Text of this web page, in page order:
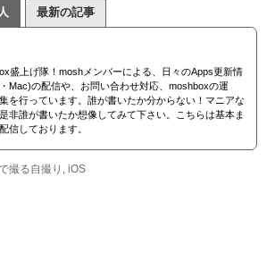
最新の記事
盛上げ隊！moshメンバーによる、日々のApps更新情
Mac)の配信や、お問い合わせ対応、moshboxの運
を行っています。誰が書いたか分からない！マニアな
非誰が書いたか想像してみて下さい。こちらは基本ま
信しております。
撮る自撮り ,iOS